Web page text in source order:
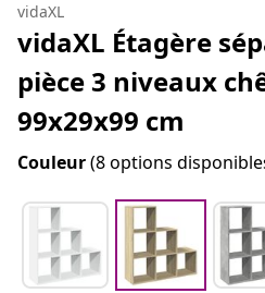
vidaXL
vidaXL Étagère
pièce 3 niveaux
99x29x99 cm
Couleur(8 options